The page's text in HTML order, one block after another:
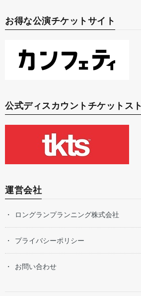
お得な公演チケットサイト
公式ディスカウントチケットス
運営会社
ロングランプランニング株式会社
プライバシーポリシー
お問い合わせ